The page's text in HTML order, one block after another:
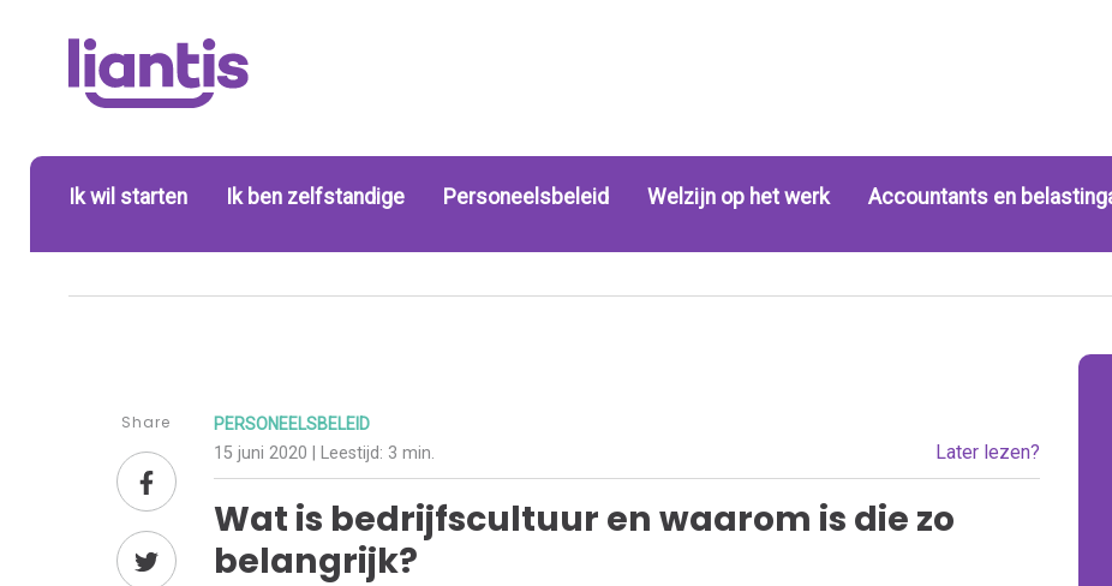
Ik wil starten Ik ben zelfstandige Personeelsbeleid Welzijn op het werk Accountants en
Share PERSONEELSBELEID
15 juni 2020 | Leestijd: 3 min. Later lezen?
Wat is bedrijfscultuur en waarom is die zo
belangrijk?